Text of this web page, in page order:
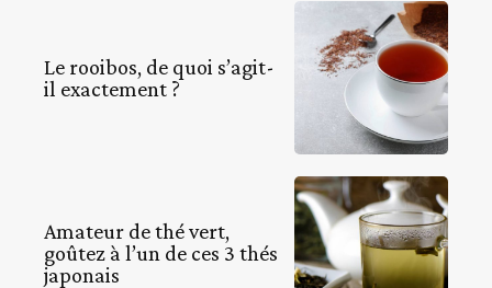
Le rooibos, de quoi s’agit-
il exactement ?
Amateur de thé vert,
goûtez à l’un de ces 3 thés
japonais